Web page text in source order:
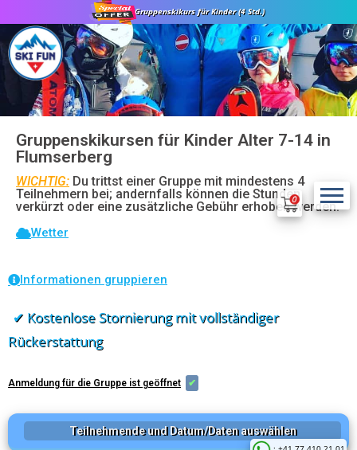
Gruppenskikurs für Kinder (4 Std.)
Gruppenskikursen für Kinder Alter 7-14 in
Flumserberg
WICHTIG: Du trittst einer Gruppe mit mindestens 4
Teilnehmern bei; andernfalls können die Stunden
verkürzt oder eine zusätzliche Gebühr erhoben werden.
Wetter
Informationen gruppieren
✔ Kostenlose Stornierung mit vollständiger
Rückerstattung
Anmeldung für die Gruppe ist geöffnet ✔
Teilnehmende und Datum/Daten auswählen